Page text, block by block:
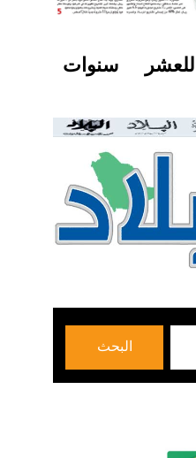
سنوات
البحث